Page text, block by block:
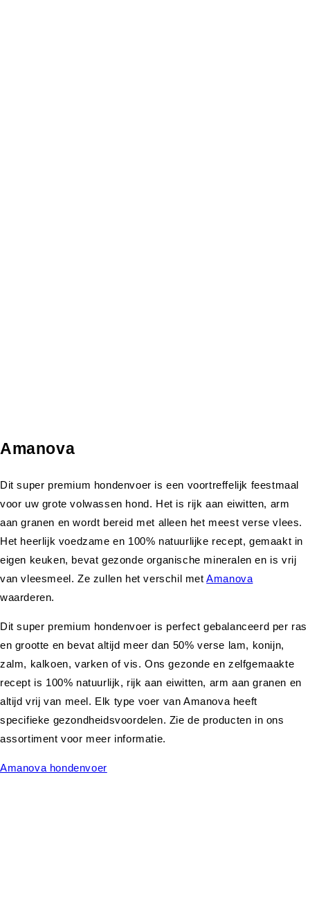
Amanova
Dit super premium hondenvoer is een voortreffelijk feestmaal
voor uw grote volwassen hond. Het is rijk aan eiwitten, arm
aan granen en wordt bereid met alleen het meest verse vlees.
Het heerlijk voedzame en 100% natuurlijke recept, gemaakt in
eigen keuken, bevat gezonde organische mineralen en is vrij
van vleesmeel. Ze zullen het verschil metAmanova
waarderen.
Dit super premium hondenvoer is perfect gebalanceerd per ras
en grootte en bevat altijd meer dan 50% verse lam, konijn,
zalm, kalkoen, varken of vis. Ons gezonde en zelfgemaakte
recept is 100% natuurlijk, rijk aan eiwitten, arm aan granen en
altijd vrij van meel. Elk type voer van Amanova heeft
specifieke gezondheidsvoordelen. Zie de producten in ons
assortiment voor meer informatie.
Amanova hondenvoer